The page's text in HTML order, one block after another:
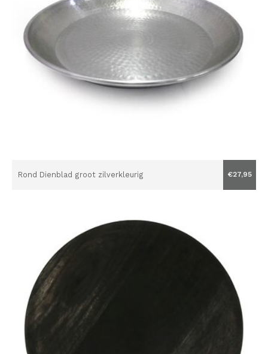
Rond Dienblad groot zilverkleurig €27,95